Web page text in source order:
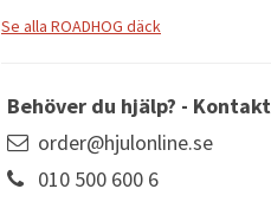
Se alla ROADHOG däck
Behöver du hjälp? -
order@hjulonline.se
010 500 600 6